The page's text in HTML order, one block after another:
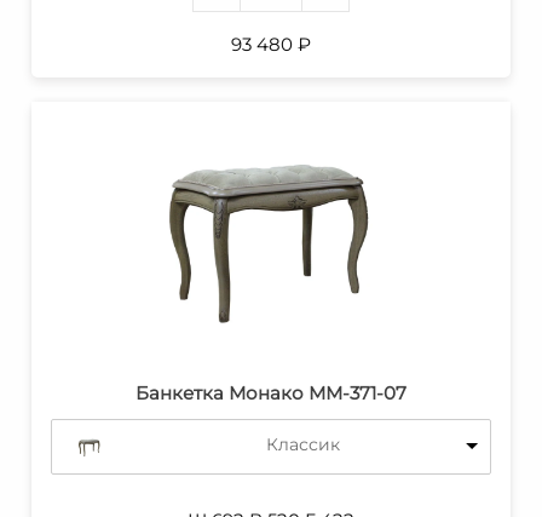
93 480 ₽
Банкетка Монако ММ-371-07
Классик